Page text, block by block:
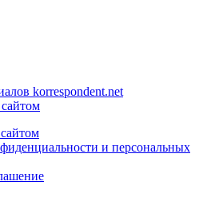
korrespondent.net
и персональных